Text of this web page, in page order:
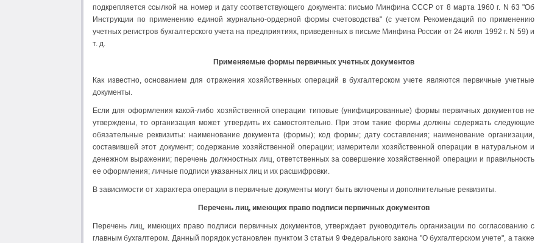
подкрепляется ссылкой на номер и дату соответствующего документа: письмо Минфина СССР от 8 марта 1960 г. N 63 "Об
Инструкции по применению единой журнально-ордерной формы счетоводства" (с учетом Рекомендаций по применению
учетных регистров бухгалтерского учета на предприятиях, приведенных в письме Минфина России от 24 июля 1992 г. N 59) и
т. д.
Применяемые формы первичных учетных документов
Как известно, основанием для отражения хозяйственных операций в бухгалтерском учете являются первичные учетные
документы.
Если для оформления какой-либо хозяйственной операции типовые (унифицированные) формы первичных документов не
утверждены, то организация может утвердить их самостоятельно. При этом такие формы должны содержать следующие
обязательные реквизиты: наименование документа (формы); код формы; дату составления; наименование организации,
составившей этот документ; содержание хозяйственной операции; измерители хозяйственной операции в натуральном и
денежном выражении; перечень должностных лиц, ответственных за совершение хозяйственной операции и правильность
ее оформления; личные подписи указанных лиц и их расшифровки.
В зависимости от характера операции в первичные документы могут быть включены и дополнительные реквизиты.
Перечень лиц, имеющих право подписи первичных документов
Перечень лиц, имеющих право подписи первичных документов, утверждает руководитель организации по согласованию с
главным бухгалтером. Данный порядок установлен пунктом 3 статьи 9 Федерального закона "О бухгалтерском учете", а также